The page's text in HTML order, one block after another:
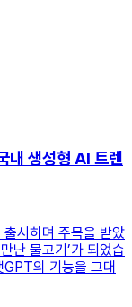
내 생성형 AI 트렌
시하며 주목을 받았
난 물고기’가 되었습
의 기능을 그대